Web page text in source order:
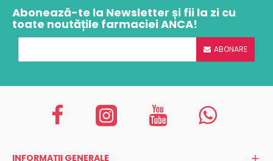
Abonează-te la Newsletter și fii la zi cu
toate noutățile farmaciei ANCA!
ABONARE
INFORMAȚII GENERALE